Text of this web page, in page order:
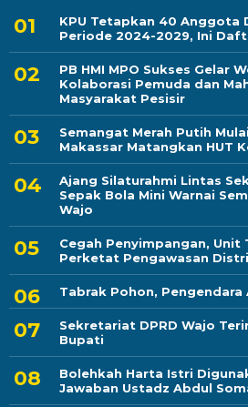
KPU Tetapkan 40 Anggota
Periode 2024-2029, Ini
PB HMI MPO Sukses Gelar
Kolaborasi Pemuda dan
Masyarakat Pesisir
Semangat Merah Putih
Makassar Matangkan HUT
Ajang Silaturahmi Lintas
Sepak Bola Mini Warnai
Wajo
Cegah Penyimpangan,
Perketat Pengawasan
Tabrak Pohon, Pengendara
Sekretariat DPRD Wajo
Bupati
Bolehkah Harta Istri
Jawaban Ustadz Abdul